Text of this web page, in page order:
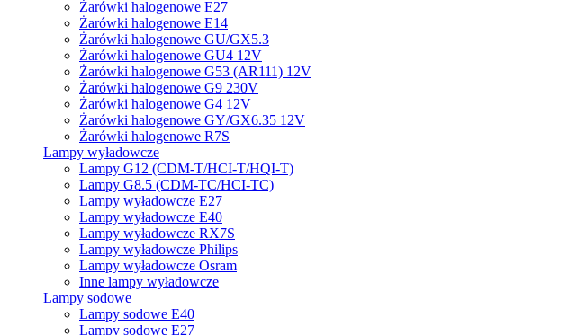
Żarówki halogenowe E27
Żarówki halogenowe E14
Żarówki halogenowe GU/GX5.3
Żarówki halogenowe GU4 12V
Żarówki halogenowe G53 (AR111) 12V
Żarówki halogenowe G9 230V
Żarówki halogenowe G4 12V
Żarówki halogenowe GY/GX6.35 12V
Żarówki halogenowe R7S
Lampy wyładowcze
Lampy G12 (CDM-T/HCI-T/HQI-T)
Lampy G8.5 (CDM-TC/HCI-TC)
Lampy wyładowcze E27
Lampy wyładowcze E40
Lampy wyładowcze RX7S
Lampy wyładowcze Philips
Lampy wyładowcze Osram
Inne lampy wyładowcze
Lampy sodowe
Lampy sodowe E40
Lampy sodowe E27